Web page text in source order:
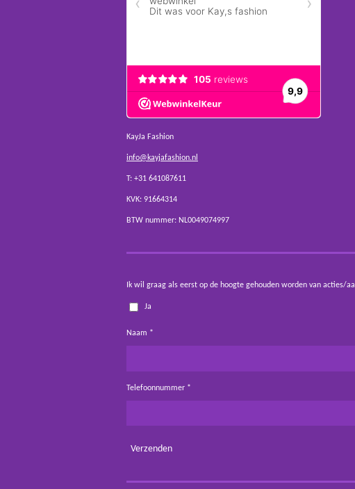
KayJa Fashion
info@kayjafashion.nl
T: +31 641087611
KVK: 91664314
BTW nummer: NL0049074997
Ik wil graag als eerst op de hoogte gehouden worden van acties/
Ja
Naam *
Telefoonnummer *
Verzenden